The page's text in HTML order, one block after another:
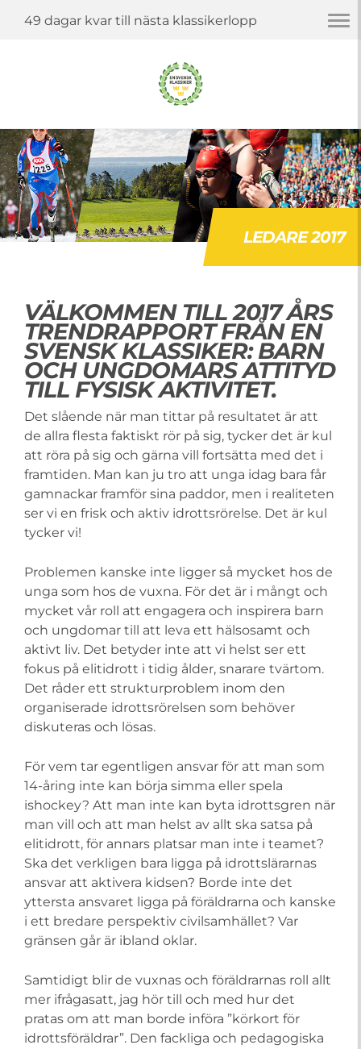
49 dagar kvar till nästa klassikerlopp
LEDARE 2017
VÄLKOMMEN TILL 2017 ÅRS
TRENDRAPPORT FRÅN EN
SVENSK KLASSIKER: BARN
OCH UNGDOMARS ATTITYD
TILL FYSISK AKTIVITET.
Det slående när man tittar på resultatet är att
de allra flesta faktiskt rör på sig, tycker det är kul
att röra på sig och gärna vill fortsätta med det i
framtiden. Man kan ju tro att unga idag bara får
gamnackar framför sina paddor, men i realiteten
ser vi en frisk och aktiv idrottsrörelse. Det är kul
tycker vi!
Problemen kanske inte ligger så mycket hos de
unga som hos de vuxna. För det är i mångt och
mycket vår roll att engagera och inspirera barn
och ungdomar till att leva ett hälsosamt och
aktivt liv. Det betyder inte att vi helst ser ett
fokus på elitidrott i tidig ålder, snarare tvärtom.
Det råder ett strukturproblem inom den
organiserade idrottsrörelsen som behöver
diskuteras och lösas.
För vem tar egentligen ansvar för att man som
14-åring inte kan börja simma eller spela
ishockey? Att man inte kan byta idrottsgren när
man vill och att man helst av allt ska satsa på
elitidrott, för annars platsar man inte i teamet?
Ska det verkligen bara ligga på idrottslärarnas
ansvar att aktivera kidsen? Borde inte det
yttersta ansvaret ligga på föräldrarna och kanske
i ett bredare perspektiv civilsamhället? Var
gränsen går är ibland oklar.
Samtidigt blir de vuxnas och föräldrarnas roll allt
mer ifrågasatt, jag hör till och med hur det
pratas om att man borde införa ”körkort för
idrottsföräldrar”. Den fackliga och pedagogiska